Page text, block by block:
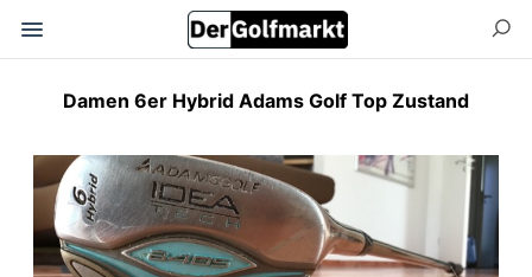
Damen 6er Hybrid Adams Golf Top Zustand